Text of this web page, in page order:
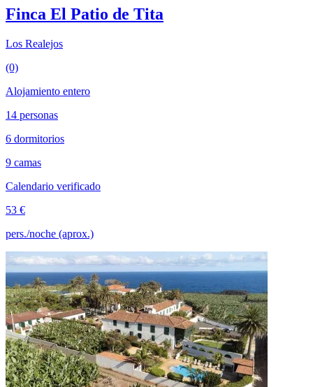
Finca El Patio de Tita
Los Realejos
(0)
Alojamiento entero
14 personas
6 dormitorios
9 camas
Calendario verificado
53 €
pers./noche (aprox.)